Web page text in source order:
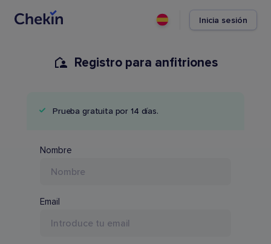
Inicia sesión
Registro para anfitriones
Prueba gratuita por 14 días.
Nombre
Email
Nombre del PMS